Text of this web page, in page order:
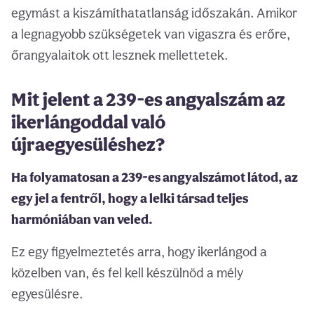
egymást a kiszámíthatatlanság időszakán. Amikor
a legnagyobb szükségetek van vigaszra és erőre,
őrangyalaitok ott lesznek mellettetek.
Mit jelent a 239-es angyalszám az
ikerlángoddal való
újraegyesüléshez?
Ha folyamatosan a 239-es angyalszámot látod, az
egy jel a fentről, hogy a lelki társad teljes
harmóniában van veled.
Ez egy figyelmeztetés arra, hogy ikerlángod a
közelben van, és fel kell készülnöd a mély
egyesülésre.